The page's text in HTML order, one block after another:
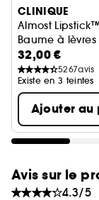
CLINIQUE
Almost
Baume à lèvres
32,00 €
5267avis
Existe en 3 teintes
Ajouter au
Avis sur le
4.3/5